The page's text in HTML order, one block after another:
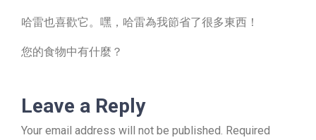
哈雷也喜歡它。嘿，哈雷為我節省了很多東西！
您的食物中有什麼？
Leave a Reply
Your email address will not be published. Required